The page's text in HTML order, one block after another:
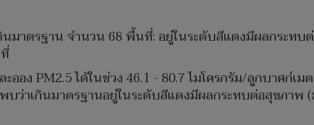
นมาตรฐาน จำนวน 68 พื้นที่: อยู่ในระดับสีแดงมีผลกระท
ออง PM2.5 ได้ในช่วง 46.1 - 80.7 ไมโครกรัม/ลูกบาศก์เ
บว่าเกินมาตรฐานอยู่ในระดับสีแดงมีผลกระทบต่อสุขภาพ